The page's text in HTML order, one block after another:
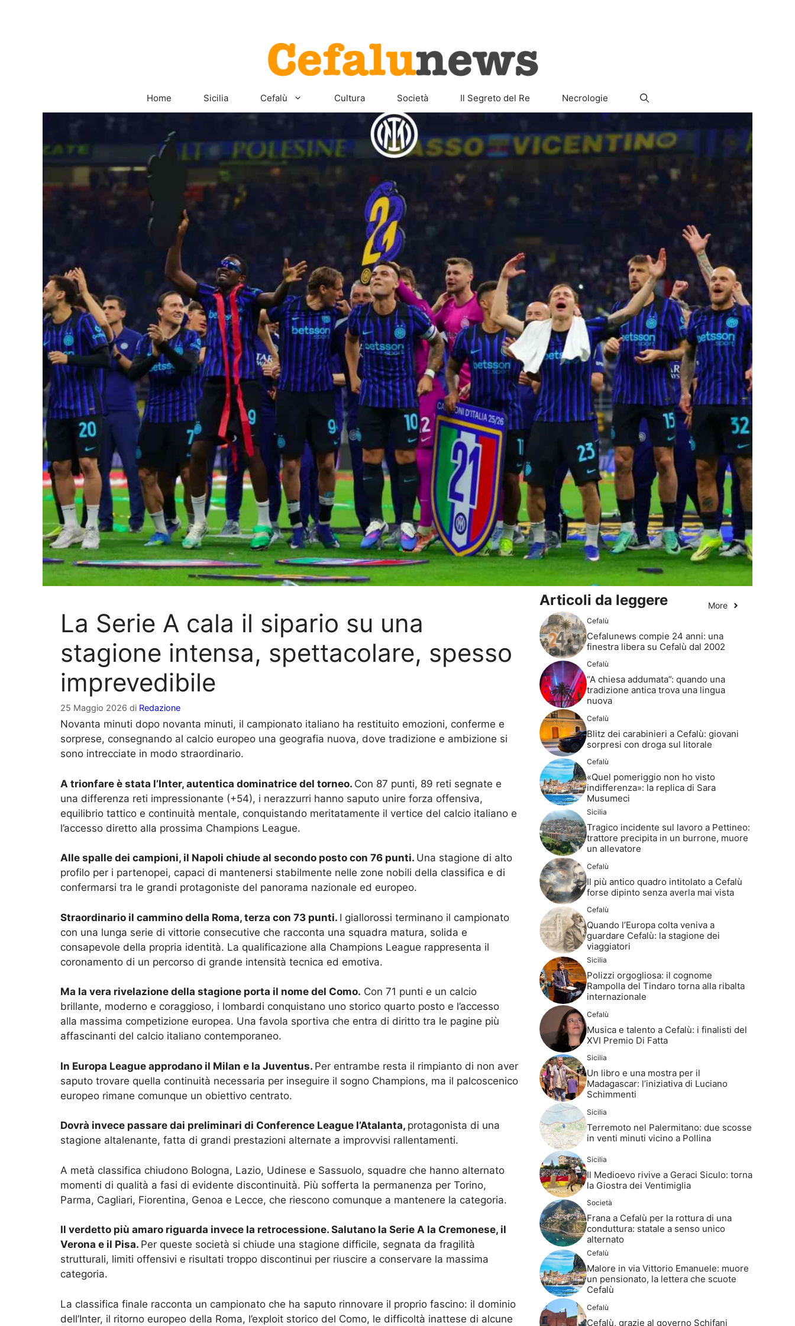
Home Sicilia Cefalù Cultura Società Il Segreto del Re Necrologie
La Serie A cala il sipario su una
stagione intensa, spettacolare, spesso
imprevedibile
25 Maggio 2026 di Redazione
Novanta minuti dopo novanta minuti, il campionato italiano ha restituito emozioni, conferme e
sorprese, consegnando al calcio europeo una geografia nuova, dove tradizione e ambizione si
sono intrecciate in modo straordinario.
A trionfare è stata l’Inter, autentica dominatrice del torneo. Con 87 punti, 89 reti segnate e
una differenza reti impressionante (+54), i nerazzurri hanno saputo unire forza offensiva,
equilibrio tattico e continuità mentale, conquistando meritatamente il vertice del calcio italiano e
l’accesso diretto alla prossima Champions League.
Alle spalle dei campioni, il Napoli chiude al secondo posto con 76 punti. Una stagione di alto
profilo per i partenopei, capaci di mantenersi stabilmente nelle zone nobili della classifica e di
confermarsi tra le grandi protagoniste del panorama nazionale ed europeo.
Straordinario il cammino della Roma, terza con 73 punti. I giallorossi terminano il campionato
con una lunga serie di vittorie consecutive che racconta una squadra matura, solida e
consapevole della propria identità. La qualificazione alla Champions League rappresenta il
coronamento di un percorso di grande intensità tecnica ed emotiva.
Ma la vera rivelazione della stagione porta il nome del Como. Con 71 punti e un calcio
brillante, moderno e coraggioso, i lombardi conquistano uno storico quarto posto e l’accesso
alla massima competizione europea. Una favola sportiva che entra di diritto tra le pagine più
affascinanti del calcio italiano contemporaneo.
In Europa League approdano il Milan e la Juventus. Per entrambe resta il rimpianto di non aver
saputo trovare quella continuità necessaria per inseguire il sogno Champions, ma il palcoscenico
europeo rimane comunque un obiettivo centrato.
Dovrà invece passare dai preliminari di Conference League l’Atalanta, protagonista di una
stagione altalenante, fatta di grandi prestazioni alternate a improvvisi rallentamenti.
A metà classifica chiudono Bologna, Lazio, Udinese e Sassuolo, squadre che hanno alternato
momenti di qualità a fasi di evidente discontinuità. Più sofferta la permanenza per Torino,
Parma, Cagliari, Fiorentina, Genoa e Lecce, che riescono comunque a mantenere la categoria.
Il verdetto più amaro riguarda invece la retrocessione. Salutano la Serie A la Cremonese, il
Verona e il Pisa. Per queste società si chiude una stagione difficile, segnata da fragilità
strutturali, limiti offensivi e risultati troppo discontinui per riuscire a conservare la massima
categoria.
La classifica finale racconta un campionato che ha saputo rinnovare il proprio fascino: il dominio
dell’Inter, il ritorno europeo della Roma, l’exploit storico del Como, le difficoltà inattese di alcune
Articoli da leggere More
Cefalù
Cefalunews compie 24 anni: una
finestra libera su Cefalù dal 2002
Cefalù
“A chiesa addumata”: quando una
tradizione antica trova una lingua
nuova
Cefalù
Blitz dei carabinieri a Cefalù: giovani
sorpresi con droga sul litorale
Cefalù
«Quel pomeriggio non ho visto
indifferenza»: la replica di Sara
Musumeci
Sicilia
Tragico incidente sul lavoro a Pettineo:
trattore precipita in un burrone, muore
un allevatore
Cefalù
Il più antico quadro intitolato a Cefalù
forse dipinto senza averla mai vista
Cefalù
Quando l’Europa colta veniva a
guardare Cefalù: la stagione dei
viaggiatori
Sicilia
Polizzi orgogliosa: il cognome
Rampolla del Tindaro torna alla ribalta
internazionale
Cefalù
Musica e talento a Cefalù: i finalisti del
XVI Premio Di Fatta
Sicilia
Un libro e una mostra per il
Madagascar: l’iniziativa di Luciano
Schimmenti
Sicilia
Terremoto nel Palermitano: due scosse
in venti minuti vicino a Pollina
Sicilia
Il Medioevo rivive a Geraci Siculo: torna
la Giostra dei Ventimiglia
Società
Frana a Cefalù per la rottura di una
conduttura: statale a senso unico
alternato
Cefalù
Malore in via Vittorio Emanuele: muore
un pensionato, la lettera che scuote
Cefalù
Cefalù
Cefalù, grazie al governo Schifani